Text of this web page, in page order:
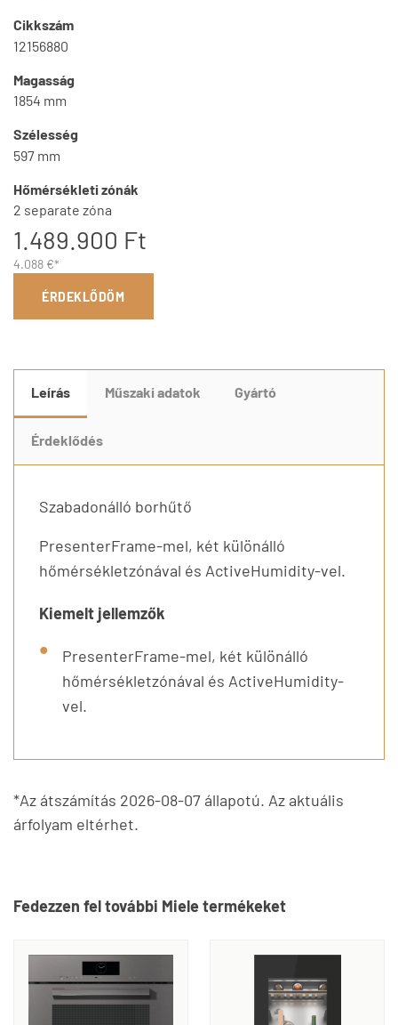
Cikkszám
12156880
Magasság
1854 mm
Szélesség
597 mm
Hőmérsékleti zónák
2 separate zóna
1.489.900 Ft
4.088 €*
ÉRDEKLŐDÖM
Leírás Műszaki adatok Gyártó
Érdeklődés
Szabadonálló borhűtő
PresenterFrame-mel, két különálló
hőmérsékletzónával és ActiveHumidity-vel.
Kiemelt jellemzők
PresenterFrame-mel, két különálló
hőmérsékletzónával és ActiveHumidity-
vel.
*Az átszámítás 2026-08-07 állapotú. Az aktuális
árfolyam eltérhet.
Fedezzen fel további Miele termékeket